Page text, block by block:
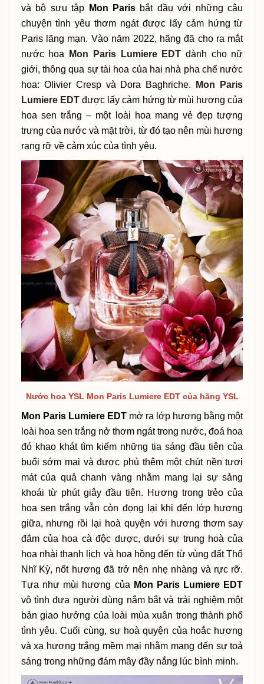
và bộ sưu tập Mon Paris bắt đầu với những câu
chuyện tình yêu thơm ngát được lấy cảm hứng từ
Paris lãng mạn. Vào năm 2022, hãng đã cho ra mắt
nước hoa
Mon Paris Lumiere EDT dành cho nữ
giới, thông qua sự tài hoa của hai nhà pha chế nước
hoa: Olivier Cresp và Dora Baghriche.
Mon Paris
Lumiere EDTđược lấy cảm hứng từ mùi hương của
hoa sen trắng – một loài hoa mang vẻ đẹp tượng
trưng của nước và mặt trời, từ đó tạo nên mùi hương
rạng rỡ về cảm xúc của tình yêu.
Nước hoa YSL Mon Paris Lumiere EDT của hãng YSL
Mon Paris Lumiere EDTmở ra lớp hương bằng một
loài hoa sen trắng nở thơm ngát trong nước, đoá hoa
đó khao khát tìm kiếm những tia sáng đầu tiên của
buổi sớm mai và được phủ thêm một chút nền tươi
mát của quả chanh vàng nhằm mang lại sự sảng
khoái từ phút giây đầu tiên. Hương trong trẻo của
hoa sen trắng vẫn còn đọng lại khi đến lớp hương
giữa, nhưng rồi lại hoà quyện với hương thơm say
đắm của hoa cà độc dược, dưới sự trung hoà của
hoa nhài thanh lịch và hoa hồng đến từ vùng đất Thổ
Nhĩ Kỳ, nốt hương đã trở nên nhẹ nhàng và rực rỡ.
Tựa như mùi hương của Mon Paris Lumiere EDT
vô tình đưa người dùng nắm bắt và trải nghiệm một
bản giao hưởng của loài mùa xuân trong thành phố
tình yêu. Cuối cùng, sự hoà quyện của hoắc hương
và xạ hương trắng mềm mại nhằm mang đến sự toả
sáng trong những đám mây đầy nắng lúc bình minh.